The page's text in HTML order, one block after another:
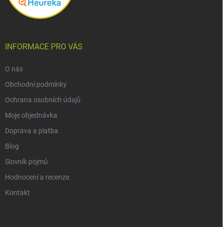
INFORMACE PRO VÁS
O nás
Obchodní podmínky
Ochrana osobních údajů
Moje objednávka
Doprava a platba
Blog
Slovník pojmů
Hodnocení a recenze
Kontakt